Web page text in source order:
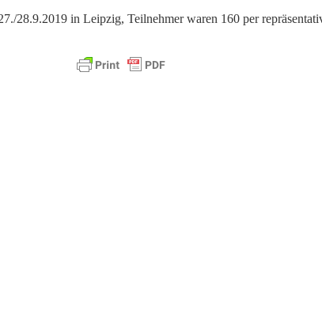
28.9.2019 in Leipzig, Teilnehmer waren 160 per